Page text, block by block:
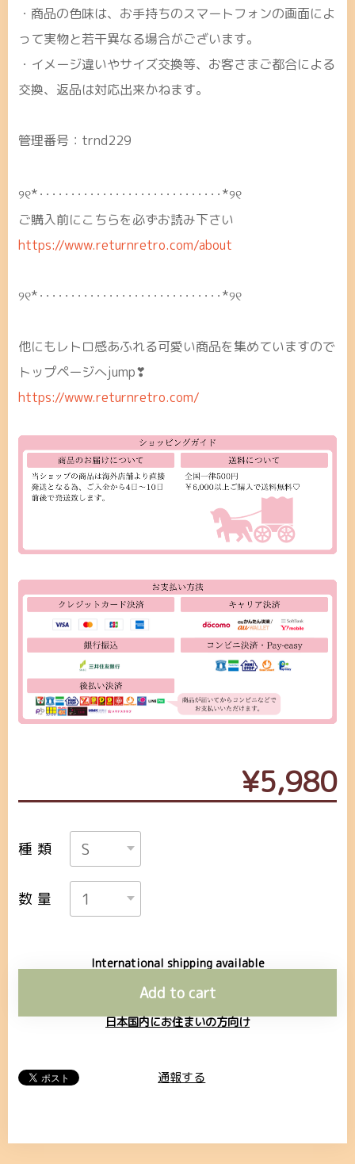
・商品の色味は、お手持ちのスマートフォンの画面によ
って実物と若干異なる場合がございます。
・イメージ違いやサイズ交換等、お客さまご都合による
交換、返品は対応出来かねます。
管理番号：trnd229
୨୧*･････････････････････････････*୨୧
ご購入前にこちらを必ずお読み下さい
https://www.returnretro.com/about
୨୧*･････････････････････････････*୨୧
他にもレトロ感あふれる可愛い商品を集めていますので
トップページへjump❣
https://www.returnretro.com/
¥5,980
種類
数量
International shipping available
Add to cart
日本国内にお住まいの方向け
通報する